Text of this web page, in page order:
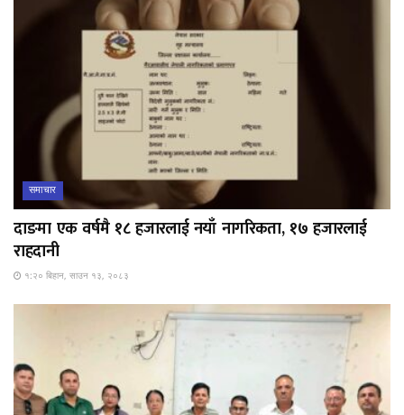
समाचार
दाङमा एक वर्षमै १८ हजारलाई नयाँ नागरिकता, १७ हजारलाई
राहदानी
१:२० बिहान, साउन १३, २०८३